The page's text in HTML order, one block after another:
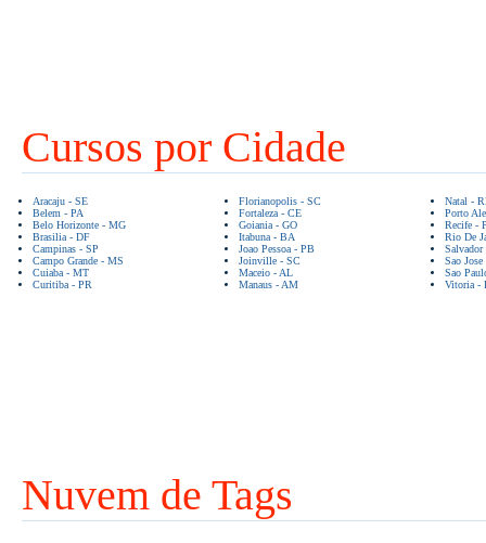
Cursos por Cidade
Aracaju - SE
Belem - PA
Belo Horizonte - MG
Brasilia - DF
Campinas - SP
Campo Grande - MS
Cuiaba - MT
Curitiba - PR
Florianopolis - SC
Fortaleza - CE
Goiania - GO
Itabuna - BA
Joao Pessoa - PB
Joinville - SC
Maceio - AL
Manaus - AM
Natal -
Porto
Recife -
Rio De
Sao
Sao
Vitoria -
Nuvem de Tags